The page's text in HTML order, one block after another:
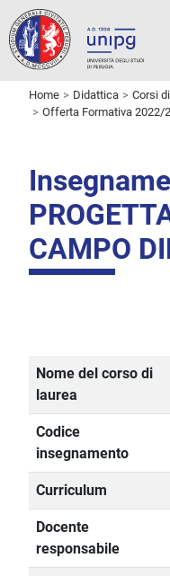
Home Didattica Corsi
Offerta Formativa 2022/
CAMPO
Nome del corso di
laurea
Codice
insegnamento
Curriculum
Docente
responsabile